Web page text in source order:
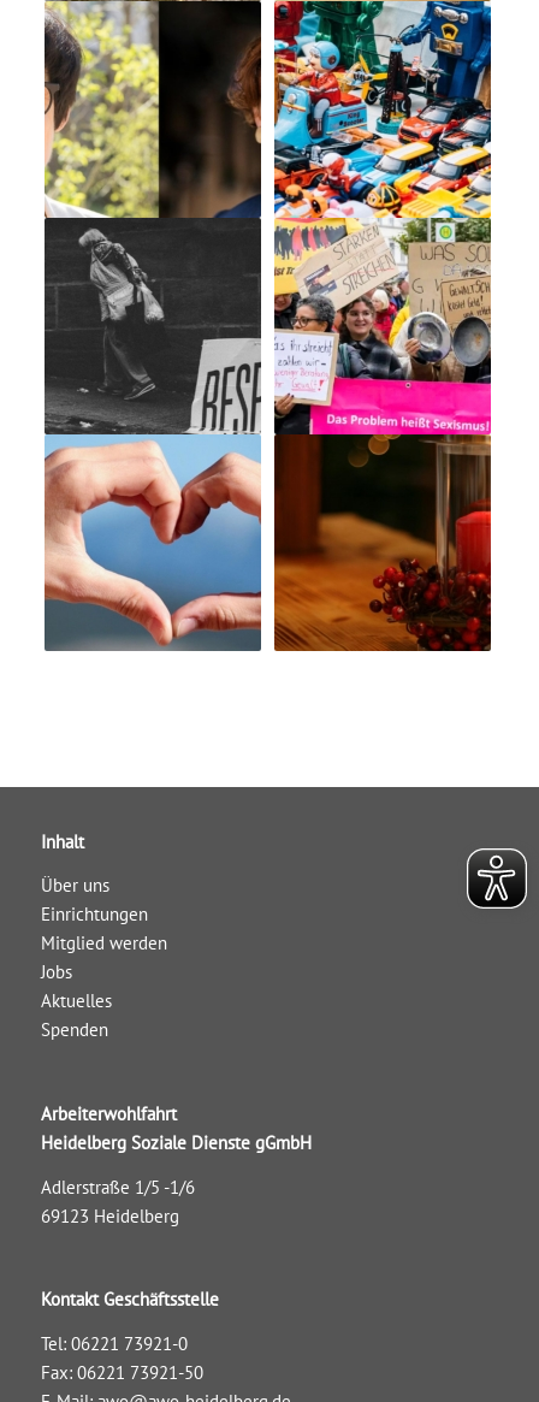
Inhalt
Über uns
Einrichtungen
Mitglied werden
Jobs
Aktuelles
Spenden
Arbeiterwohlfahrt
Heidelberg Soziale Dienste gGmbH
Adlerstraße 1/5 -1/6
69123 Heidelberg
Kontakt Geschäftsstelle
Tel: 06221 73921-0
Fax: 06221 73921-50